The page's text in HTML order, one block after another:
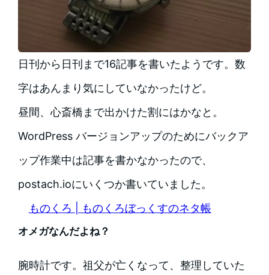
日刊から日刊まで16記事を書いたようです。数
字はあんまり気にしていなかったけど。
昼間、心斎橋まで出かけた割にはかなと。
WordPress バージョンアップのためにバックア
ップ作業中は記事を書かなかったので、
postach.ioにいくつか書いていました。
ものくろ | ものくろぼっくすのネタ帳
オメガなんだよね？
腕時計です。祖父が亡くなって、整理していた